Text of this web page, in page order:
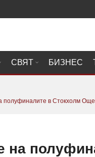
СВЯТ БИЗНЕС
полуфиналите в Стокхолм
на